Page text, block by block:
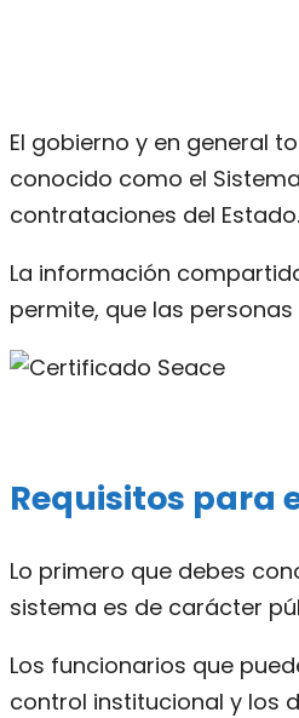
El gobierno y en general
conocido como el
contrataciones del
La información
permite, que las
Requisitos para
Lo primero que debes
sistema es de carácter
Los funcionarios que
control institucional y los